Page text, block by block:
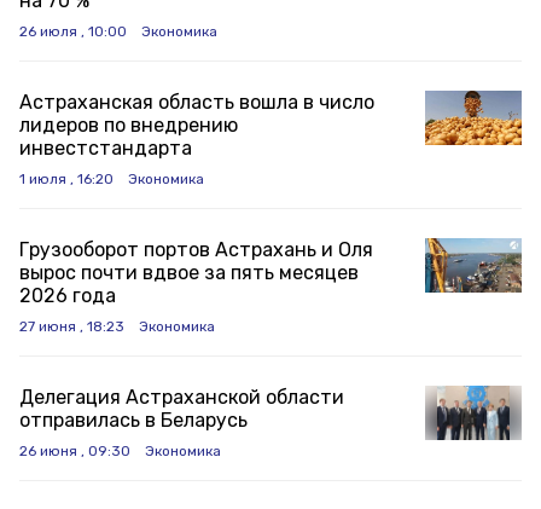
26 июля , 10:00 Экономика
Астраханская область вошла в число
лидеров по внедрению
инвестстандарта
1 июля , 16:20 Экономика
Грузооборот портов Астрахань и Оля
вырос почти вдвое за пять месяцев
2026 года
27 июня , 18:23 Экономика
Делегация Астраханской области
отправилась в Беларусь
26 июня , 09:30 Экономика